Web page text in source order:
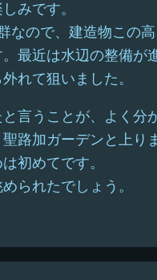
みです。
ので、建造物この高
最近は水辺の整備が
れて狙いました。
言うことが、よく分
路加ガーデンと上り
初めてです。
られたでしょう。